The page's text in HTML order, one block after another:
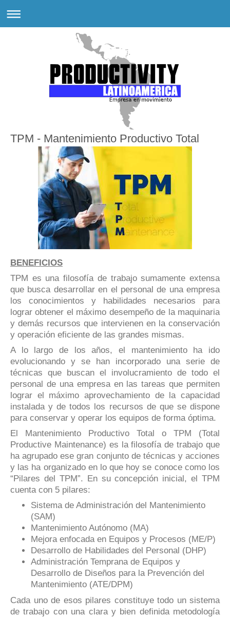
TPM - Mantenimiento Productivo Total
BENEFICIOS
TPM es una filosofía de trabajo sumamente extensa
que busca desarrollar en el personal de una empresa
los conocimientos y habilidades necesarios para
lograr obtener el máximo desempeño de la maquinaria
y demás recursos que intervienen en la conservación
y operación eficiente de las grandes mismas.
A lo largo de los años, el mantenimiento ha ido
evolucionando y se han incorporado una serie de
técnicas que buscan el involucramiento de todo el
personal de una empresa en las tareas que permiten
lograr el máximo aprovechamiento de la capacidad
instalada y de todos los recursos de que se dispone
para conservar y operar los equipos de forma óptima.
El Mantenimiento Productivo Total o TPM (Total
Productive Maintenance) es la filosofía de trabajo que
ha agrupado ese gran conjunto de técnicas y acciones
y las ha organizado en lo que hoy se conoce como los
“Pilares del TPM”. En su concepción inicial, el TPM
cuenta con 5 pilares:
Sistema de Administración del Mantenimiento
(SAM)
Mantenimiento Autónomo (MA)
Mejora enfocada en Equipos y Procesos (ME/P)
Desarrollo de Habilidades del Personal (DHP)
Administración Temprana de Equipos y
Desarrollo de Diseños para la Prevención del
Mantenimiento (ATE/DPM)
Cada uno de esos pilares constituye todo un sistema
de trabajo con una clara y bien definida metodología